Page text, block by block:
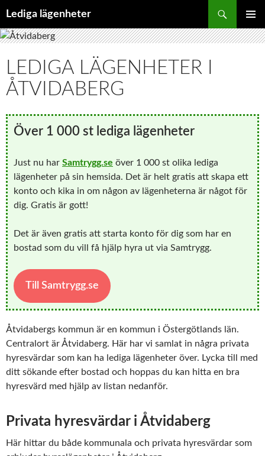
innehåll
Lediga lägenheter
PRIMÄR
MENY
LEDIGA LÄGENHETER I
ÅTVIDABERG
Över 1 000 st lediga lägenheter
Just nu har Samtrygg.se över 1 000 st olika lediga
lägenheter på sin hemsida. Det är helt gratis att skapa ett
konto och kika in om någon av lägenheterna är något för
dig. Gratis är gott!
Det är även gratis att starta konto för dig som har en
bostad som du vill få hjälp hyra ut via Samtrygg.
Till Samtrygg.se
Åtvidabergs kommun är en kommun i Östergötlands län.
Centralort är Åtvidaberg. Här har vi samlat in några privata
hyresvärdar som kan ha lediga lägenheter över. Lycka till med
ditt sökande efter bostad och hoppas du kan hitta en bra
hyresvärd med hjälp av listan nedanför.
Privata hyresvärdar i Åtvidaberg
Här hittar du både kommunala och privata hyresvärdar som